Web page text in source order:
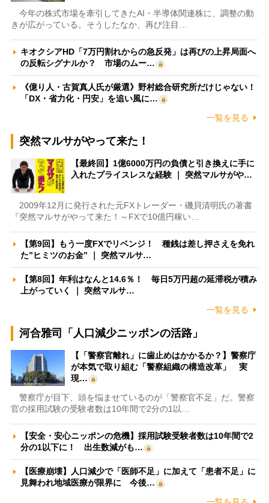
今年の株式市場を牽引してきたAI・半導体関連株に、調整の動
きが広がっている。そうしたなか、再び注目…
キオクシアHD「7万円割れからの急反発」は再びの上昇局面へ
の反転シグナルか？ 市場のムー…
《億り人・古賀真人氏が厳選》野村総合研究所だけじゃない！
「DX・省力化・円安」を追い風に…
一覧を見る
突然マルサがやって来た！
【最終回】1億6000万円の負債と引き換えに手に
入れたプライスレスな経験 ｜ 突然マルサがや…
2009年12月に発行された元FXトレーダー・磯貝清明氏の著書
『突然マルサがやって来た！～FXで10億円稼い…
【第9回】もう一度FXでリベンジ！ 種銭は差し押さえを免れ
た”ヒミツのお金” ｜ 突然マルサ…
【第8回】年利はなんと14.6％！ 毎日5万円超の延滞税が積み
上がっていく ｜ 突然マルサ…
一覧を見る
河合雅司「人口減少ニッポンの活路」
【「警察官離れ」に歯止めはかかるか？】警察庁
が本気で取り組む「警察組織の構造改革」 実
現…
警察庁が目下、頭を悩ませているのが「警察官不足」だ。警察
官の採用試験の受験者数は10年間で2分の1以…
【安全・安心ニッポンの危機】採用試験受験者数は10年間で2
分の1以下に！ 出生数減がも…
【医療崩壊】人口減少で「医師不足」に加えて「患者不足」に
見舞われ地域医療が限界に 今後…